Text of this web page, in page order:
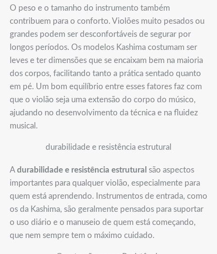
O peso e o tamanho do instrumento também
contribuem para o conforto. Violões muito pesados ou
grandes podem ser desconfortáveis de segurar por
longos períodos. Os modelos Kashima costumam ser
leves e ter dimensões que se encaixam bem na maioria
dos corpos, facilitando tanto a prática sentado quanto
em pé. Um bom equilíbrio entre esses fatores faz com
que o violão seja uma extensão do corpo do músico,
ajudando no desenvolvimento da técnica e na fluidez
musical.
durabilidade e resistência estrutural
A durabilidade e resistência estrutural são aspectos
importantes para qualquer violão, especialmente para
quem está aprendendo. Instrumentos de entrada, como
os da Kashima, são geralmente pensados para suportar
o uso diário e o manuseio de quem está começando,
que nem sempre tem o máximo cuidado.